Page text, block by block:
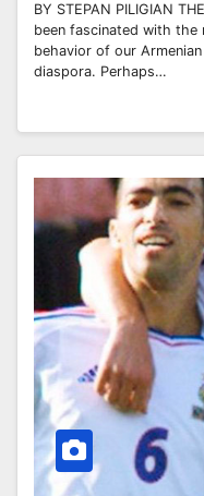
BY STEPAN PILIGIAN
been fascinated with the
behavior of our
diaspora. Perhaps…